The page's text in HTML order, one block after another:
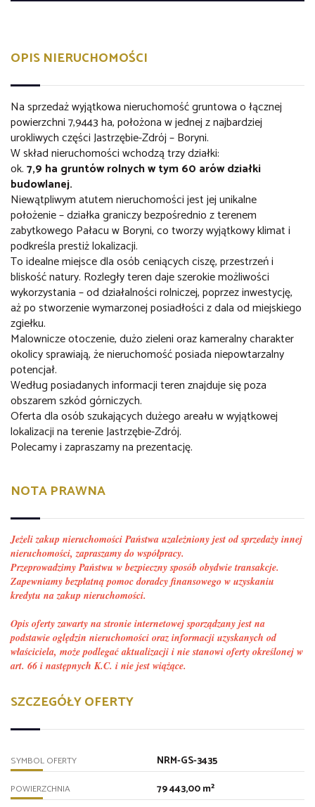
OPIS NIERUCHOMOŚCI
Na sprzedaż wyjątkowa nieruchomość gruntowa o łącznej
powierzchni 7,9443 ha, położona w jednej z najbardziej
urokliwych części Jastrzębie-Zdrój – Boryni.
W skład nieruchomości wchodzą trzy działki:
ok.7,9 ha gruntów rolnych w tym 60 arów działki
budowlanej.
Niewątpliwym atutem nieruchomości jest jej unikalne
położenie – działka graniczy bezpośrednio z terenem
zabytkowego Pałacu w Boryni, co tworzy wyjątkowy klimat i
podkreśla prestiż lokalizacji.
To idealne miejsce dla osób ceniących ciszę, przestrzeń i
bliskość natury. Rozległy teren daje szerokie możliwości
wykorzystania – od działalności rolniczej, poprzez inwestycję,
aż po stworzenie wymarzonej posiadłości z dala od miejskiego
zgiełku.
Malownicze otoczenie, dużo zieleni oraz kameralny charakter
okolicy sprawiają, że nieruchomość posiada niepowtarzalny
potencjał.
Według posiadanych informacji teren znajduje się poza
obszarem szkód górniczych.
Oferta dla osób szukających dużegoareału w wyjątkowej
lokalizacji na terenie Jastrzębie-Zdrój.
Polecamy i zapraszamy na prezentację.
NOTA PRAWNA
Jeżeli zakup nieruchomości Państwa uzależniony jest od sprzedaży innej
nieruchomości, zapraszamy do współpracy.
Przeprowadzimy Państwu w bezpieczny sposób obydwie transakcje.
Zapewniamy bezpłatną pomoc doradcy finansowego w uzyskaniu
kredytu na zakup nieruchomości.
Opis oferty zawarty na stronie internetowej sporządzany jest na
podstawie oględzin nieruchomości oraz informacji uzyskanych od
właściciela, może podlegać aktualizacji i nie stanowi oferty określonej w
art. 66 i następnych K.C. i nie jest wiążące.
SZCZEGÓŁY OFERTY
SYMBOL OFERTY NRM-GS-3435
POWIERZCHNIA 79 443,00 m²